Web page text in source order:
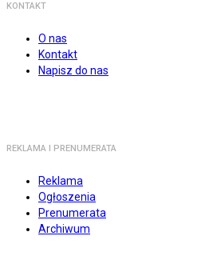
KONTAKT
O nas
Kontakt
Napisz do nas
REKLAMA I PRENUMERATA
Reklama
Ogłoszenia
Prenumerata
Archiwum